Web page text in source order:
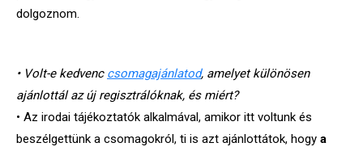
dolgoznom.
• Volt-e kedvenc csomagajánlatod, amelyet különösen
ajánlottál az új regisztrálóknak, és miért?
• Az irodai tájékoztatók alkalmával, amikor itt voltunk és
beszélgettünk a csomagokról, ti is azt ajánlottátok, hogy a